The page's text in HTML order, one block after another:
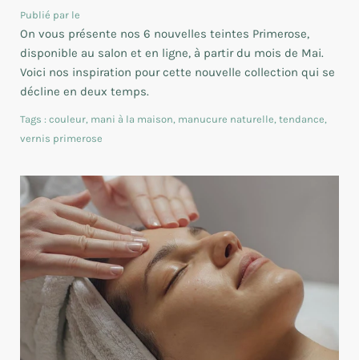
Publié par le
On vous présente nos 6 nouvelles teintes Primerose,
disponible au salon et en ligne, à partir du mois de Mai.
Voici nos inspiration pour cette nouvelle collection qui se
décline en deux temps.
Tags : couleur mani à la maison manucure naturelle tendance
vernis primerose